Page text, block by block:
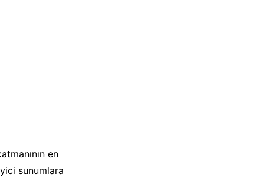
en
sunumlara